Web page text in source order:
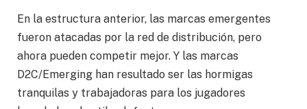
En la estructura anterior, las marcas emergentes
fueron atacadas por la red de distribución, pero
ahora pueden competir mejor. Y las marcas
D2C/Emerging han resultado ser las hormigas
tranquilas y trabajadoras para los jugadores